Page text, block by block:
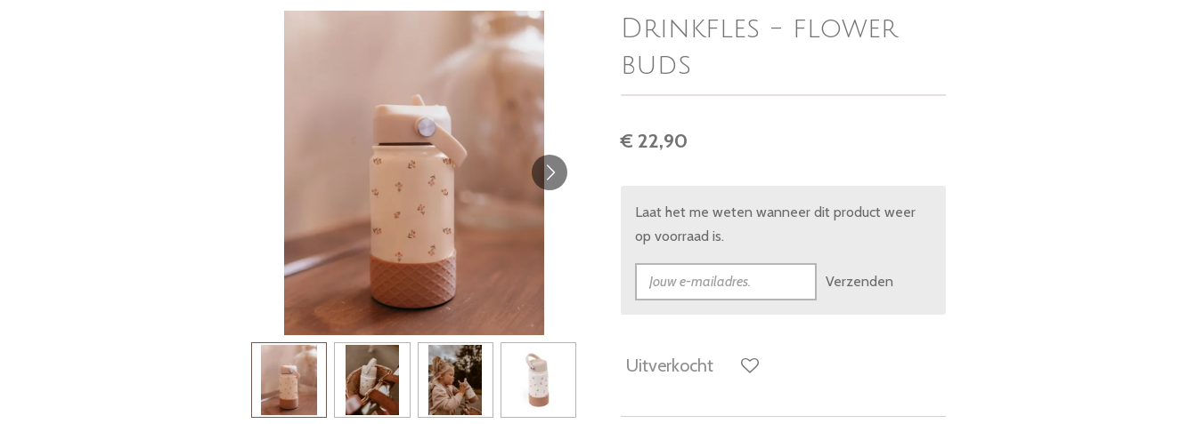
Drinkfles - flower
buds
€ 22,90
Laat het me weten wanneer dit product weer
op voorraad is.
Verzenden
Uitverkocht